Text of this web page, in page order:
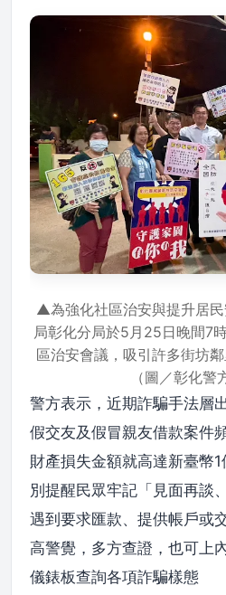
▲為強化社區治安與提升居
局彰化分局於5月25日晚間7
區治安會議，吸引許多街坊鄰
（圖／彰化警
警方表示，近期詐騙手法層
假交友及假冒親友借款案件
財產損失金額就高達新臺幣
別提醒民眾牢記「見面再談
遇到要求匯款、提供帳戶或
高警覺，多方查證，也可上
儀錶板查詢各項詐騙樣態